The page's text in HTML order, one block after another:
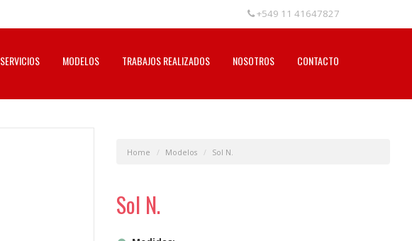
+549 11 41647827
SERVICIOS MODELOS TRABAJOS REALIZADOS NOSOTROS CONTACTO
Home Modelos Sol N.
Sol N.